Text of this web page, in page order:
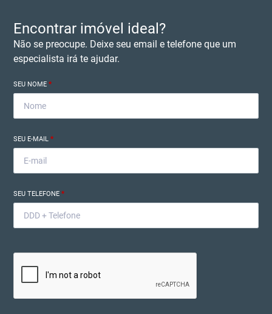
Encontrar imóvel ideal?
Não se preocupe. Deixe seu email e telefone que um
especialista irá te ajudar.
SEU NOME*
SEU E-MAIL*
SEU TELEFONE*